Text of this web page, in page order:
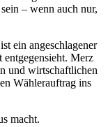
– wenn auch nur,
ein angeschlagener
entgegensieht. Merz
und wirtschaftlichen
Wählerauftrag ins
macht.